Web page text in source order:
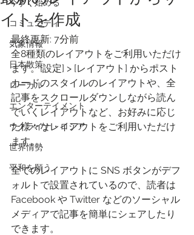
今すぐ始める
コミュニティ
気象情報
日本散策
ローカル
エンターテイメント
ウクライナ・ロシア
世界情勢
平和を願う
イトを作成
最終更新: 7分前
全8種類のレイアウトをご利用いただけ
ます。[設定] > [レイアウト] からポスト
カードのスタイルのレイアウトや、全
記事をスクロールダウンしながら読ん
でいくレイアウトなど、お好みに応じ
た様々なレイアウトをご利用いただけ
ます。
全てのレイアウトに SNS ボタンがデフ
ォルトで設置されているので、読者は
Facebook や Twitter などのソーシャル
メディアで記事を簡単にシェアしたり
できます。